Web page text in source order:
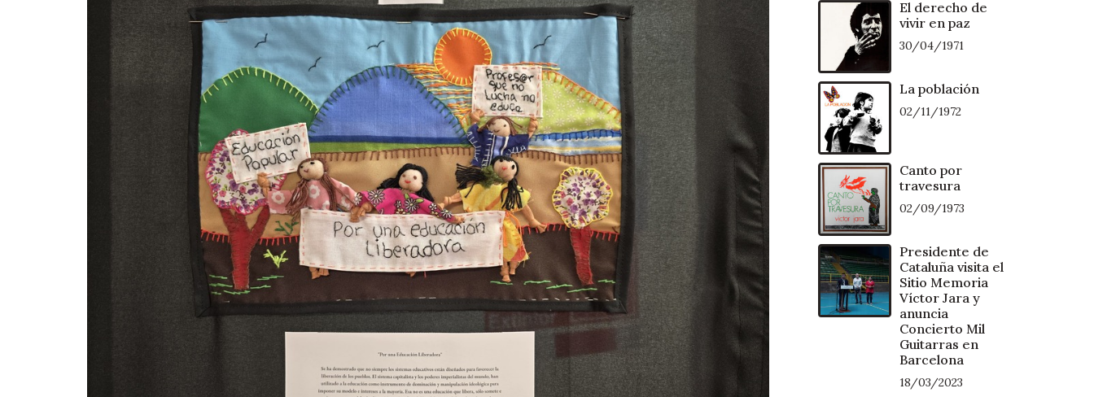
El derecho de
vivir en paz
30/04/1971
La población
02/11/1972
Canto por
travesura
02/09/1973
Presidente de
Cataluña visita el
Sitio Memoria
Víctor Jara y
anuncia
Concierto Mil
Guitarras en
Barcelona
18/03/2023